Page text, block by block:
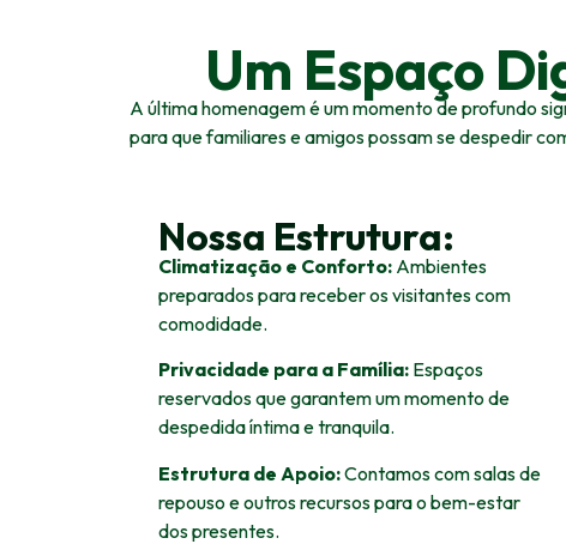
Um Espaço
A última homenagem é um momento de profundo
para que familiares e amigos possam se despedir
Nossa Estrutura:
Climatização e Conforto: Ambientes
preparados para receber os visitantes com
comodidade.
Privacidade para a Família: Espaços
reservados que garantem um momento de
despedida íntima e tranquila.
Estrutura de Apoio:Contamos com salas de
repouso e outros recursos para o bem-estar
dos presentes.